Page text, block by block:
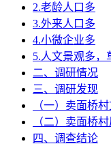
2.老龄人口多
3.外来人口多
4.小微企业多
5.人文景观多，
二、调研情况
三、调研发现
（一）卖面桥
（二）卖面桥
四、调查结论